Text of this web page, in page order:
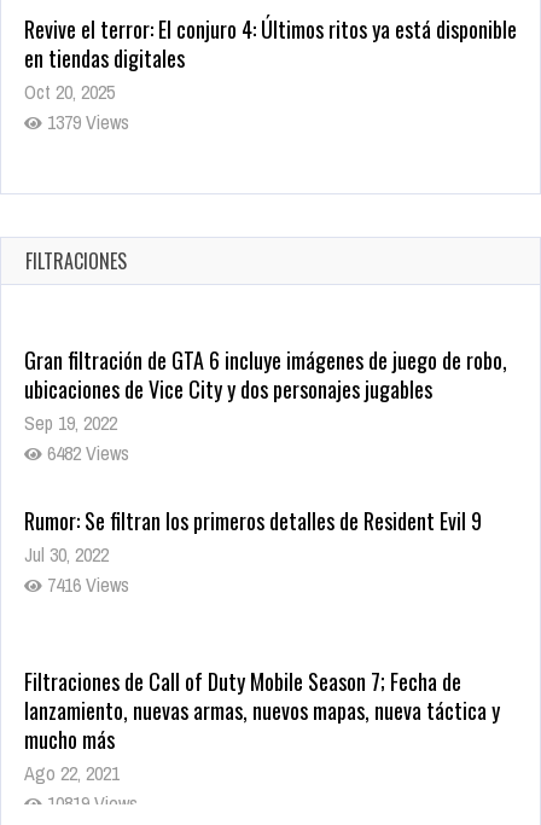
Revive el terror: El conjuro 4: Últimos ritos ya está disponible
en tiendas digitales
Oct 20, 2025
1379 Views
Warner Bros. lleva a las tiendas digitales su racha de
Oct 17, 2025
1435 Views
FILTRACIONES
Gran filtración de GTA 6 incluye imágenes de juego de robo,
ubicaciones de Vice City y dos personajes jugables
Sep 19, 2022
6482 Views
Rumor: Se filtran los primeros detalles de Resident Evil 9
Jul 30, 2022
7416 Views
Filtraciones de Call of Duty Mobile Season 7; Fecha de
lanzamiento, nuevas armas, nuevos mapas, nueva táctica y
mucho más
Ago 22, 2021
10819 Views